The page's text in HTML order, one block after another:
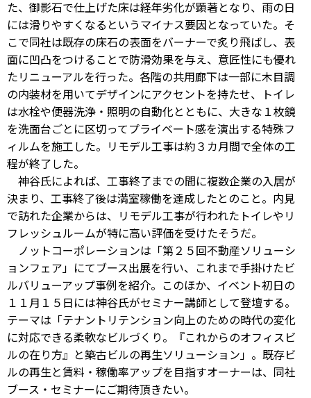
た、御影石で仕上げた床は経年劣化が顕著となり、雨の日
には滑りやすくなるというマイナス要因となっていた。そ
こで同社は既存の床石の表面をバーナーで炙り飛ばし、表
面に凹凸をつけることで防滑効果を与え、意匠性にも優れ
たリニューアルを行った。各階の共用廊下は一部に木目調
の内装材を用いてデザインにアクセントを持たせ、トイレ
は水栓や便器洗浄・照明の自動化とともに、大きな１枚鏡
を洗面台ごとに区切ってプライベート感を演出する特殊フ
ィルムを施工した。リモデル工事は約３カ月間で全体の工
程が終了した。
神谷氏によれば、工事終了までの間に複数企業の入居が
決まり、工事終了後は満室稼働を達成したとのこと。内見
で訪れた企業からは、リモデル工事が行われたトイレやリ
フレッシュルームが特に高い評価を受けたそうだ。
ノットコーポレーションは「第２５回不動産ソリューシ
ョンフェア」にてブース出展を行い、これまで手掛けたビ
ルバリューアップ事例を紹介。このほか、イベント初日の
１１月１５日には神谷氏がセミナー講師として登壇する。
テーマは「テナントリテンション向上のための時代の変化
に対応できる柔軟なビルづくり。『これからのオフィスビ
ルの在り方』と築古ビルの再生ソリューション」。既存ビ
ルの再生と賃料・稼働率アップを目指すオーナーは、同社
ブース・セミナーにご期待頂きたい。